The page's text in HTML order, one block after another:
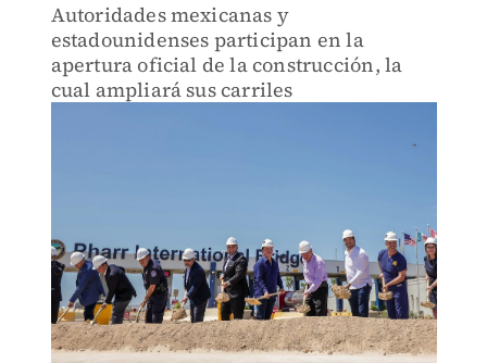
Autoridades mexicanas y
estadounidenses participan en la
apertura oficial de la construcción, la
cual ampliará sus carriles